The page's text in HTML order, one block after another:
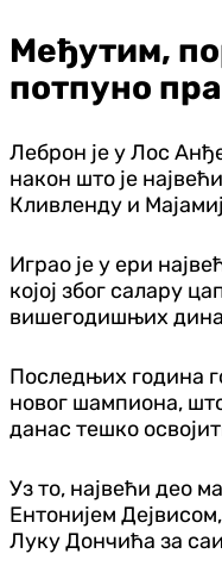
Међутим,
потпуно
Леброн је у Лос
након што је
Кливленду и
Играо је у ери
којој због саларy
вишегодишњих
Последњих година
новог шампиона,
данас тешко
Уз то, највећи део
Ентонијем
Луку Дончића за